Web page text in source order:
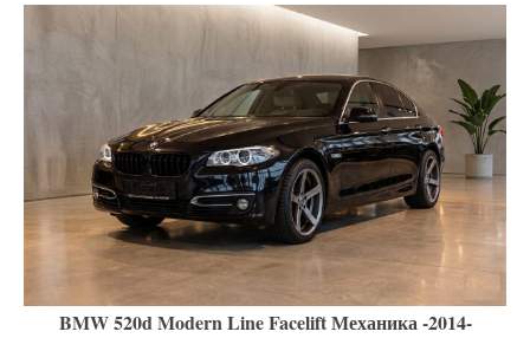
BMW 520d Modern Line Facelift Механика -2014-